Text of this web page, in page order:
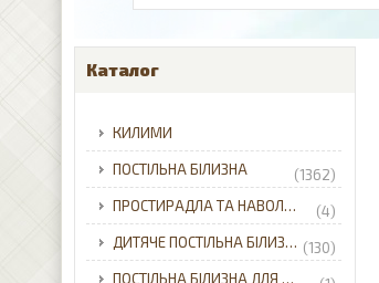
Каталог
КИЛИМИ
ПОСТІЛЬНА БІЛИЗНА
(1362)
ПРОСТИРАДЛА ТА НАВОЛОЧКИ
(4)
ДИТЯЧЕ ПОСТІЛЬНА БІЛИЗНА (130)
ПОСТІЛЬНА БІЛИЗНА ДЛЯ НЕМОВЛЯТ